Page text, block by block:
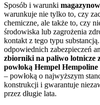
Sposób i warunki
warunkuje nie tylko to, czy
chemiczne, ale także to, czy
środowiska lub zagrożenia
kontakt z tego typu
odpowiednich zabezpieczeń
zbiorniki na paliwo lotnicze
powłoką Hempel
– powłoką o najwyższym
konstrukcji i gwarantuje
przez długie lata.